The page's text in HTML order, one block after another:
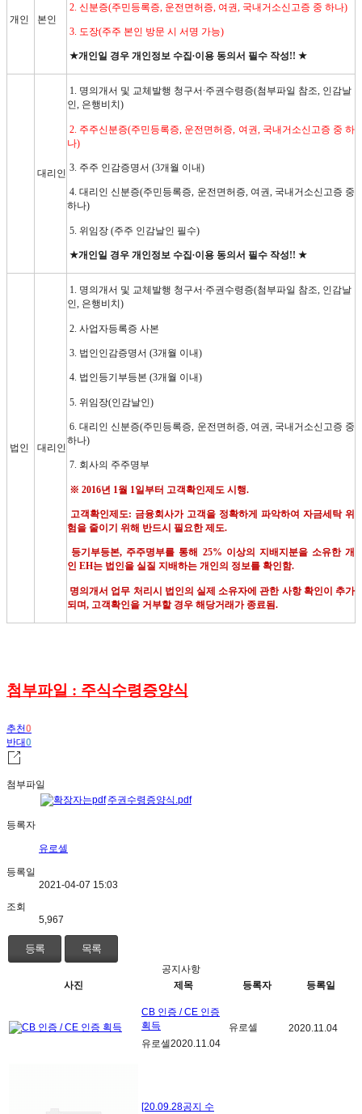
개인 본인
2. 신분증(주민등록증 운전면허증 여권 국내거소신고증 중 하나)
3. 도장(주주 본인 방문 시 서명 가능)
★개인일 경우 개인정보 수집∙이용 동의서 필수 작성!! ★
대리인
1. 명의개서 및 교체발행 청구서 ∙주권수령증(첨부파일 참조, 인감날
인, 은행비치 )
2. 주주신분증(주민등록증 운전면허증 여권 국내거소신고증 중 하
나)
3. 주주 인감증명서 (3개월 이내)
4.대리인 신분증(주민등록증, 운전면허증, 여권, 국내거소신고증 중
하나)
5. 위임장 (주주 인감날인 필수)
★개인일 경우 개인정보 수집∙이용 동의서 필수 작성!! ★
법인 대리인
1. 명의개서 및 교체발행 청구서 ∙주권수령증(첨부파일 참조, 인감날
인, 은행비치 )
2. 사업자등록증 사본
3. 법인인감증명서 (3개월 이내)
4. 법인등기부등본 (3개월 이내)
5. 위임장(인감날인)
6.대리인 신분증(주민등록증, 운전면허증, 여권, 국내거소신고증 중
하나)
7. 회사의 주주명부
※ 2016년 1 월 1 일부터 고객확인제도 시행.
고객확인제도: 금융회사가 고객을 정확하게 파악하여 자금세탁 위
험을 줄이기 위해 반드시 필요한 제도.
등기부등본, 주주명부를 통해 25% 이상의 지배지분을 소유한 개
인 EH는 법인을 실질 지배하는 개인의 정보를 확인함.
명의개서 업무 처리시 법인의 실제 소유자에 관한 사항 확인이 추가
되며, 고객확인을 거부할 경우 해당거래가 종료됨.
첨부파일 : 주식수령증양식
추천0
반대0
첨부파일
주권수령증양식.pdf
등록자
유로셀
등록일
2021-04-07 15:03
조회
5,967
등록 목록
공지사항
사진
제목 등록자 등록일
CB 인증 / CE 인증
획득
유로셀2020.11.04
유로셀 2020.11.04
[20.09.28공지 수